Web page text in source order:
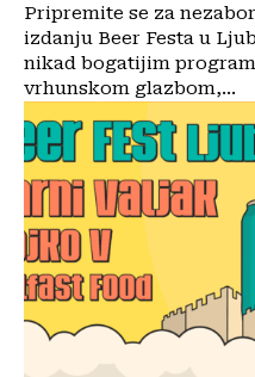
Pripremite se za
izdanju Beer Festa u
nikad bogatijim
vrhunskom glazbom,...